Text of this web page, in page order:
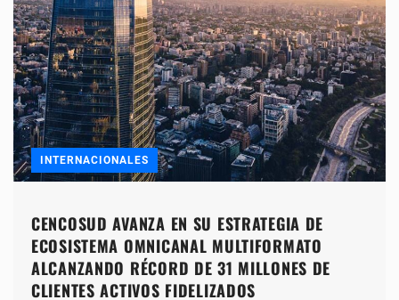
INTERNACIONALES
CENCOSUD AVANZA EN SU ESTRATEGIA DE
ECOSISTEMA OMNICANAL MULTIFORMATO
ALCANZANDO RÉCORD DE 31 MILLONES DE
CLIENTES ACTIVOS FIDELIZADOS